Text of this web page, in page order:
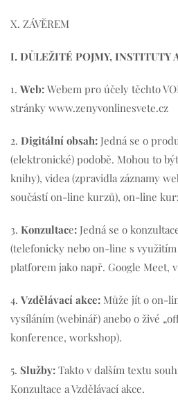
X. ZÁVĚREM
I. DŮLEŽITÉ POJMY, INSTITUTY
1. Web: Webem pro účely těchto
stránky www.zenyvonlinesvete.cz
2. Digitální obsah: Jedná se o
(elektronické) podobě. Mohou to
knihy), videa (zpravidla záznamy
součástí on-line kurzů), on-line
3. Konzultace: Jedná se o
(telefonicky nebo on-line s
platforem jako např. Google Meet,
4. Vzdělávací akce: Může jít o on-
vysíláním (webinář) anebo o živé
konference, workshop).
5. Služby: Takto v dalším textu
Konzultace a Vzdělávací akce.